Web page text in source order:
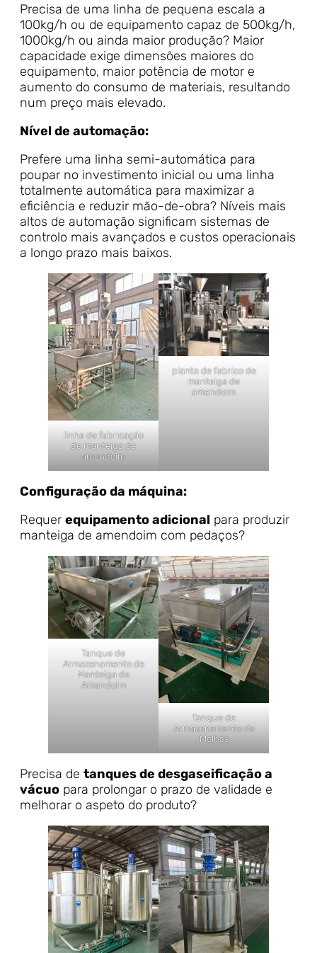
Precisa de uma linha de pequena escala a
100kg/h ou de equipamento capaz de 500kg/h,
1000kg/h ou ainda maior produção? Maior
capacidade exige dimensões maiores do
equipamento, maior potência de motor e
aumento do consumo de materiais, resultando
num preço mais elevado.
Nível de automação:
Prefere uma linha semi-automática para
poupar no investimento inicial ou uma linha
totalmente automática para maximizar a
eficiência e reduzir mão-de-obra? Níveis mais
altos de automação significam sistemas de
controlo mais avançados e custos operacionais
a longo prazo mais baixos.
linha de fabricação
de manteiga de
amendoim
planta de fabrico de
manteiga de
amendoim
Configuração da máquina:
Requer equipamento adicional para produzir
manteiga de amendoim com pedaços?
Tanque de
Armazenamento de
Manteiga de
Amendoim
Tanque de
Armazenamento de
Molhos
Precisa de tanques de desgaseificação a
vácuo para prolongar o prazo de validade e
melhorar o aspeto do produto?